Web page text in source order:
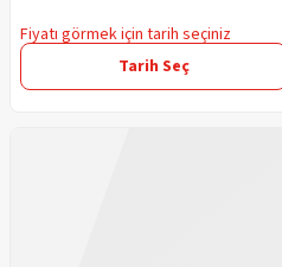
Fiyatı görmek için tarih seçiniz
Tarih Seç